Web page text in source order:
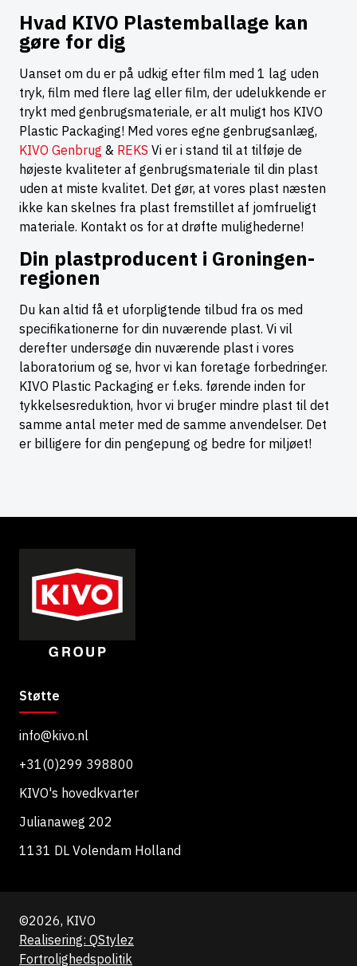
Hvad KIVO Plastemballage kan
gøre for dig
Uanset om du er på udkig efter film med 1 lag uden
tryk, film med flere lag eller film, der udelukkende er
trykt med genbrugsmateriale, er alt muligt hos KIVO
Plastic Packaging! Med vores egne genbrugsanlæg,
KIVO Genbrug & REKS Vi er i stand til at tilføje de
højeste kvaliteter af genbrugsmateriale til din plast
uden at miste kvalitet. Det gør, at vores plast næsten
ikke kan skelnes fra plast fremstillet af jomfrueligt
materiale. Kontakt os for at drøfte mulighederne!
Din plastproducent i Groningen-
regionen
Du kan altid få et uforpligtende tilbud fra os med
specifikationerne for din nuværende plast. Vi vil
derefter undersøge din nuværende plast i vores
laboratorium og se, hvor vi kan foretage forbedringer.
KIVO Plastic Packaging er f.eks. førende inden for
tykkelsesreduktion, hvor vi bruger mindre plast til det
samme antal meter med de samme anvendelser. Det
er billigere for din pengepung og bedre for miljøet!
Støtte
info@kivo.nl
+31(0)299 398800
KIVO's hovedkvarter
Julianaweg 202
1131 DL Volendam Holland
©2026, KIVO
Realisering: QStylez
Fortrolighedspolitik